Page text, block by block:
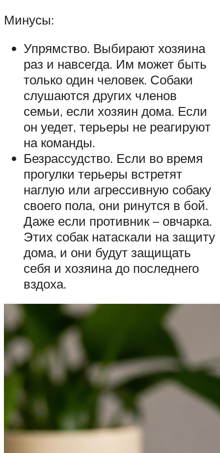
Минусы:
Упрямство. Выбирают хозяина
раз и навсегда. Им может быть
только один человек. Собаки
слушаются других членов
семьи, если хозяин дома. Если
он уедет, терьеры не реагируют
на команды.
Безрассудство. Если во время
прогулки терьеры встретят
наглую или агрессивную собаку
своего пола, они ринутся в бой.
Даже если противник – овчарка.
Этих собак натаскали на защиту
дома, и они будут защищать
себя и хозяина до последнего
вздоха.